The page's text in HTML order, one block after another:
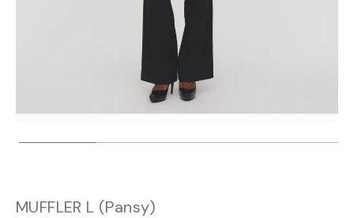
MUFFLER L (Pansy)